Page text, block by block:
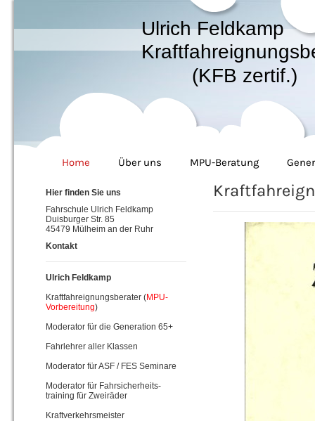
Ulrich Feldkamp
(KFB zertif.)
Home Über uns MPU-Beratung
Hier finden Sie uns
Fahrschule Ulrich Feldkamp
Duisburger Str. 85
45479 Mülheim an der Ruhr
Kontakt
Ulrich Feldkamp
Kraftfahreignungsberater (MPU-
Vorbereitung)
Moderator für die Generation 65+
Fahrlehrer aller Klassen
Moderator für ASF / FES Seminare
Moderator für Fahrsicherheits-
training für Zweiräder
Kraftverkehrsmeister